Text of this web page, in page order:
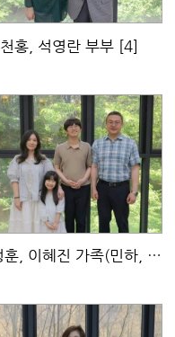
천홍, 석영란 부부 [4]
[4] 조성훈, 이혜진 가족(민하, 윤서)